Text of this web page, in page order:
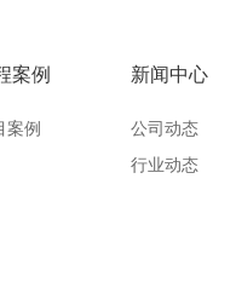
案例
案例
新闻中心
公司动态
行业动态